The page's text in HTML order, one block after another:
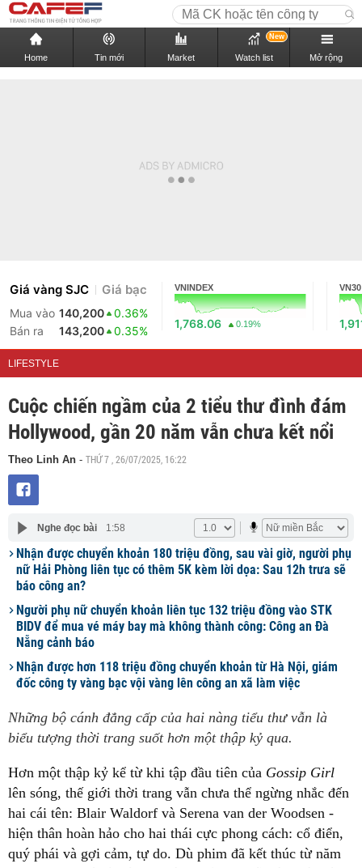
Home Tin mới Market Watch list
New
Mở rộng
Giá vàng SJC Giá bạc
Mua vào 140,200
0.36%
Bán ra
143,200 0.35%
VNINDEX
1,768.06 0.19%
VN30
LIFESTYLE
Cuộc chiến ngầm của 2 tiểu thư đình đám
Hollywood, gần 20 năm vẫn chưa kết nổi
Theo Linh An - THỨ 7 , 26/07/2025, 16:22
Nghe đọc bài 1:58
Nhận được chuyển khoản 180 triệu đồng, sau vài giờ, người phụ
nữ Hải Phòng liên tục có thêm 5K kèm lời dọa: Sau 12h trưa sẽ
báo công an?
Người phụ nữ chuyển khoản liên tục 132 triệu đồng vào STK
BIDV để mua vé máy bay mà không thành công: Công an Đà
Nẵng cảnh báo
Nhận được hơn 118 triệu đồng chuyển khoản từ Hà Nội, giám
đốc công ty vàng bạc vội vàng lên công an xã làm việc
Những bộ cánh đẳng cấp của hai nàng tiểu thư vẫn là
biểu tượng thời trang suốt hơn một thập kỷ qua.
Hơn một thập kỷ kể từ khi tập đầu tiên của Gossip Girl
lên sóng, thế giới thời trang vẫn chưa thể ngừng nhắc đến
hai cái tên: Blair Waldorf và Serena van der Woodsen -
hiện thân hoàn hảo cho hai thái cực phong cách: cổ điển,
quý phái và gợi cảm, tự do. Dù phim đã kết thúc từ năm